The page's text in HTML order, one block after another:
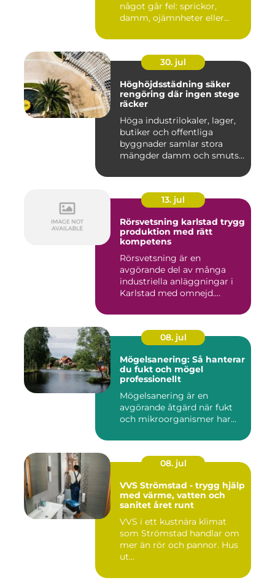
något går fel: sprickor,
damm, ojämnheter eller...
30. jul
Höghöjdsstädning säker
rengöring där ingen stege
räcker
Höga industrilokaler, lager,
butiker och offentliga
byggnader samlar stora
mängder damm och smuts
13. jul
Rörsvetsning karlstad trygg
produktion med rätt
kompetens
Rörsvetsning är en
avgörande del av många
industriella anläggningar i
Karlstad med omnejd.
08. jul
Mögelsanering: Så hanterar
du fukt och mögel
professionellt
Mögelsanering är en
avgörande åtgärd när fukt
och mikroorganismer har...
08. jul
VVS Strömstad - trygg hjälp
med värme, vatten och
sanitet året runt
VVS i ett kustnära klimat
som Strömstad handlar om
mer än rör och pannor. Hus
ut...